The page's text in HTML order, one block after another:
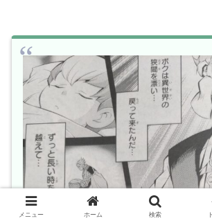
メニュー ホーム 検索